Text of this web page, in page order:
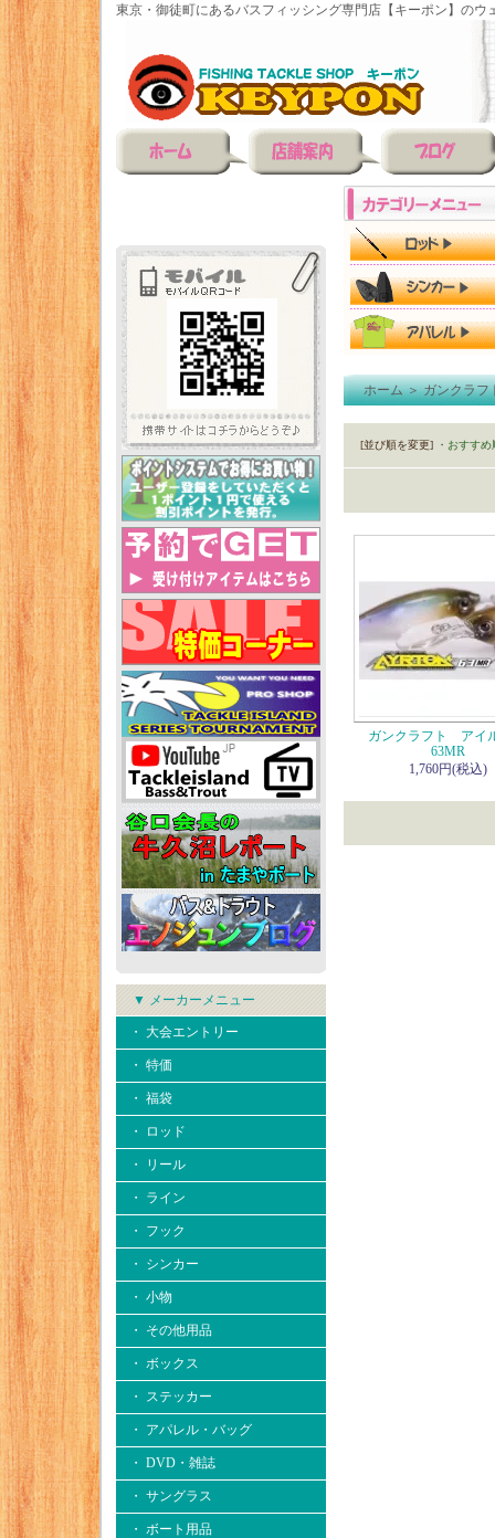
東京・御徒町にあるバスフィッシング専門店【キーポン】のウ
▼ メーカーメニュー
・ 大会エントリー
・ 特価
・ 福袋
・ ロッド
・ リール
・ ライン
・ フック
・ シンカー
・ 小物
・ その他用品
・ ボックス
・ ステッカー
・ アパレル・バッグ
・ DVD・雑誌
・ サングラス
・ ボート用品
ホーム＞ガンクラフ
[並び順を変更] ・おすすめ
ガンクラフト アイ
63MR
1,760円(税込)